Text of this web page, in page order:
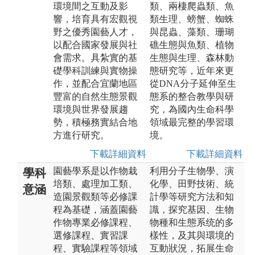
環境間之互動及影
響，培育具有宏觀視
野之優秀園藝人才，
以配合國家發展與社
會需求。具紮實的基
礎學科訓練與實物操
作，並配合宜蘭地區
豐富的自然生態景觀
環境與世界發展趨
勢，積極務實結合地
方進行研究。
下載詳細資料
類、兩棲爬蟲類、魚
類生理、螃蟹、蜘蛛
與昆蟲、藻類、珊瑚
礁生態與魚類、植物
生態與生理、森林動
態研究等，近年來更
從DNA分子延伸至生
態系的整合教學與研
究，為國內生命科學
領域最完整的學習環
境。
下載詳細資料
學科
意涵
園藝學系是以作物栽
培類、處理加工類、
造園景觀類等必修課
程為基礎，涵蓋園藝
作物專業必修課程、
選修課程、實習課
程、實驗課程等領域
利用分子生物學、演
化學、田野技術、統
計學等研究方法和知
識，探究基因、生物
物種和生態系统的多
樣性，及其與環境的
互動狀況，拓展生命